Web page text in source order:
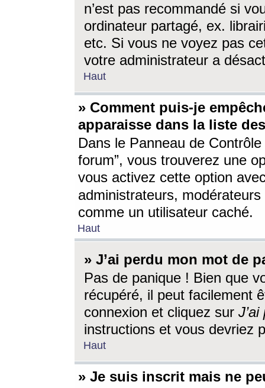
n’est pas recommandé si
ordinateur partagé, ex.
etc. Si vous ne voyez pas
votre administrateur a
Haut
» Comment puis-je
apparaisse dans la liste
Dans le Panneau de
forum”, vous trouverez une
vous activez cette option
administrateurs,
comme un utilisateur caché.
Haut
» J’ai perdu mon mot de
Pas de panique ! Bien que
récupéré, il peut facilement
connexion et cliquez sur
instructions et vous devriez
Haut
» Je suis inscrit mais ne